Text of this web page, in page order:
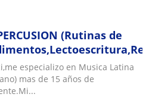
(Rutinas de
especializo en Musica Latina
mas de 15 años de